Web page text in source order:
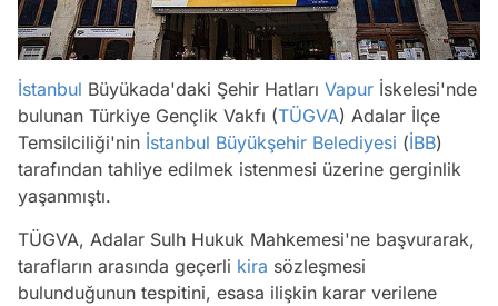
İstanbul Büyükada'daki Şehir Hatları Vapur İskelesi'nde
bulunan Türkiye Gençlik Vakfı (TÜGVA) Adalar İlçe
Temsilciliği'nin İstanbul Büyükşehir Belediyesi (İBB)
tarafından tahliye edilmek istenmesi üzerine gerginlik
yaşanmıştı.
TÜGVA, Adalar Sulh Hukuk Mahkemesi'ne başvurarak,
tarafların arasında geçerli kira sözleşmesi
bulunduğunun tespitini, esasa ilişkin karar verilene